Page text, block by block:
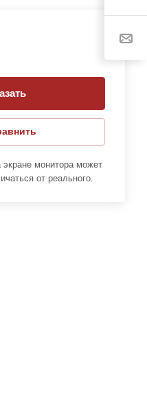
экране монитора может
от реального.